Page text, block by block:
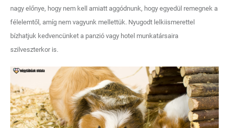
nagy előnye, hogy nem kell amiatt aggódnunk, hogy egyedül remegnek a
félelemtől, amíg nem vagyunk mellettük. Nyugodt lelkiismerettel
bízhatjuk kedvencünket a panzió vagy hotel munkatársaira
szilveszterkor is.